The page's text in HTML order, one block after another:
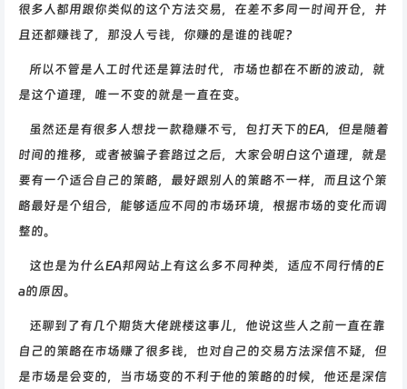
很多人都用跟你类似的这个方法交易，在差不多同一时间开仓，并
且还都赚钱了，那没人亏钱，你赚的是谁的钱呢？
所以不管是人工时代还是算法时代，市场也都在不断的波动，就
是这个道理，唯一不变的就是一直在变。
虽然还是有很多人想找一款稳赚不亏，包打天下的EA，但是随着
时间的推移，或者被骗子套路过之后，大家会明白这个道理，就是
要有一个适合自己的策略，最好跟别人的策略不一样，而且这个策
略最好是个组合，能够适应不同的市场环境，根据市场的变化而调
整的。
这也是为什么EA邦网站上有这么多不同种类，适应不同行情的E
a的原因。
还聊到了有几个期货大佬跳楼这事儿，他说这些人之前一直在靠
自己的策略在市场赚了很多钱，也对自己的交易方法深信不疑，但
是市场是会变的，当市场变的不利于他的策略的时候，他还是深信